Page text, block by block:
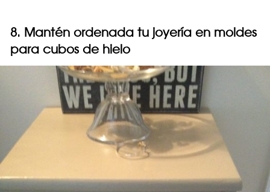
8. Mantén ordenada tu joyería en moldes
para cubos de hielo